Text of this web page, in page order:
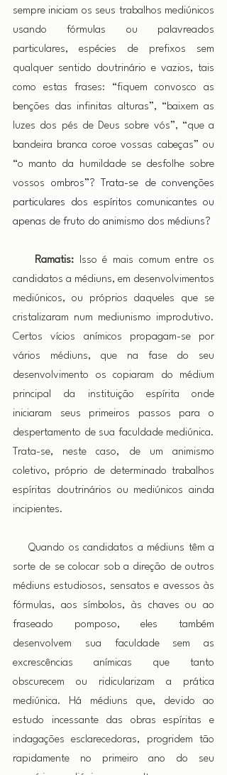
sempre iniciam os seus trabalhos mediúnicos
usando fórmulas ou palavreados
particulares, espécies de prefixos sem
qualquer sentido doutrinário e vazios, tais
como estas frases: “fiquem convosco as
benções das infinitas alturas”, “baixem as
luzes dos pés de Deus sobre vós”, “que a
bandeira branca coroe vossas cabeças” ou
“o manto da humildade se desfolhe sobre
vossos ombros”? Trata-se de convenções
particulares dos espíritos comunicantes ou
apenas de fruto do animismo dos médiuns?
Ramatis: Isso é mais comum entre os
candidatos a médiuns, em desenvolvimentos
mediúnicos, ou próprios daqueles que se
cristalizaram num mediunismo improdutivo.
Certos vícios anímicos propagam-se por
vários médiuns, que na fase do seu
desenvolvimento os copiaram do médium
principal da instituição espírita onde
iniciaram seus primeiros passos para o
despertamento de sua faculdade mediúnica.
Trata-se, neste caso, de um animismo
coletivo, próprio de determinado trabalhos
espíritas doutrinários ou mediúnicos ainda
incipientes.
Quando os candidatos a médiuns têm a
sorte de se colocar sob a direção de outros
médiuns estudiosos, sensatos e avessos às
fórmulas, aos símbolos, às chaves ou ao
fraseado pomposo, eles também
desenvolvem sua faculdade sem as
excrescências anímicas que tanto
obscurecem ou ridicularizam a prática
mediúnica. Há médiuns que, devido ao
estudo incessante das obras espíritas e
indagações esclarecedoras, progridem tão
rapidamente no primeiro ano do seu